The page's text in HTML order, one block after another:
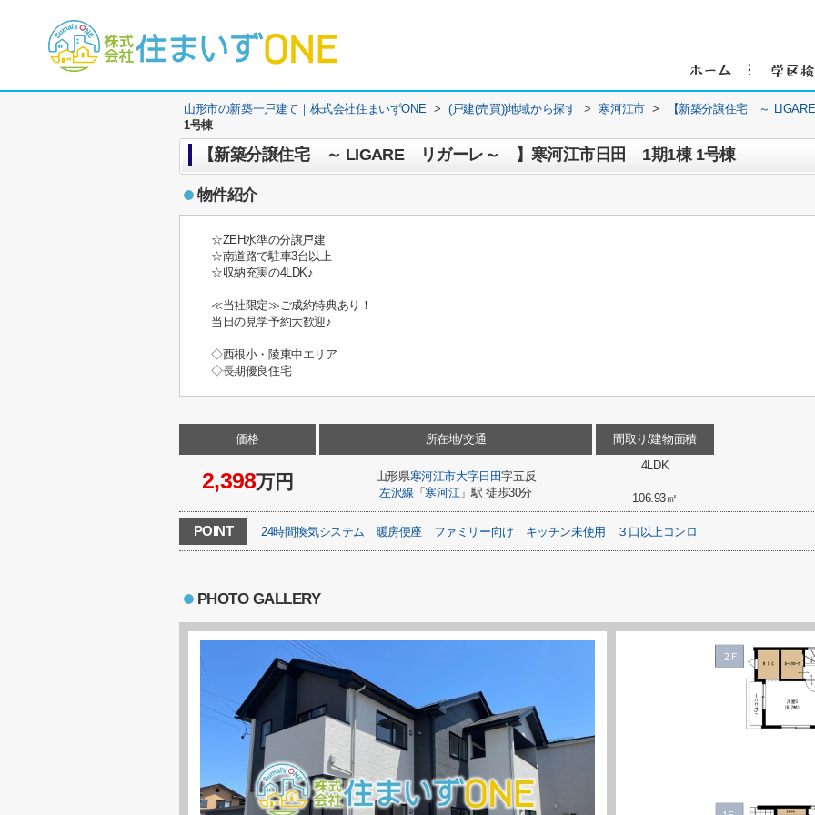
山形市の新築一戸建て｜株式会社住まいずONE > (戸建(売買))地域から探す > 寒河江市 >
【新築分譲住宅 ～
1号棟
【新築分譲住宅 ～ LIGARE リガーレ～ 】寒河江市日田 1期1棟 1号棟
物件紹介
☆ZEH水準の分譲戸建
☆南道路で駐車3台以上
☆収納充実の4LDK♪
≪当社限定≫ご成約特典あり！
当日の見学予約大歓迎♪
◇西根小・陵東中エリア
◇長期優良住宅
価格
2,398万円
所在地/交通
山形県寒河江市大字日田字五反
左沢線 「寒河江」駅 徒歩30分
間取り/建物面積
4LDK
106.93㎡
POINT 24時間換気システム 暖房便座 ファミリー向け キッチン未使用 ３口以上コンロ
PHOTO GALLERY